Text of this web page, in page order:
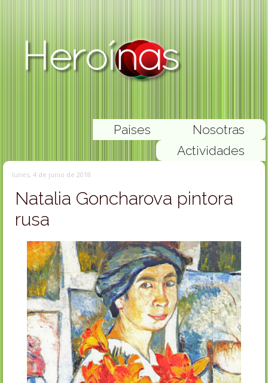
Nosotras
Paises
Actividades
lunes, 4 de junio de 2018
Natalia Goncharova pintora
rusa